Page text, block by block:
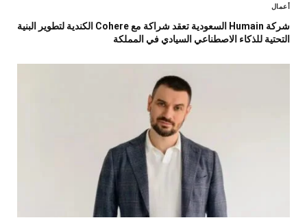
أعمال
شركة Humain السعودية تعقد شراكة مع Cohere الكندية لتطوير البنية
التحتية للذكاء الاصطناعي السيادي في المملكة